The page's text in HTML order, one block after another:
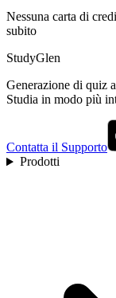
Nessuna carta di
subito
StudyGlen
Generazione di quiz
Studia in modo più
Contatta il Supporto
Prodotti